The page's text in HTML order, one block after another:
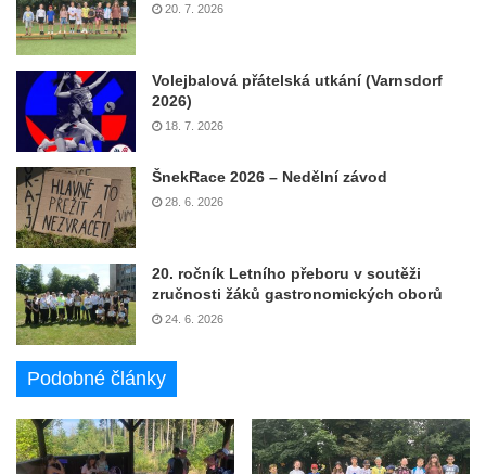
20. 7. 2026
Volejbalová přátelská utkání (Varnsdorf
2026)
18. 7. 2026
ŠnekRace 2026 – Nedělní závod
28. 6. 2026
20. ročník Letního přeboru v soutěži
zručnosti žáků gastronomických oborů
24. 6. 2026
Podobné články